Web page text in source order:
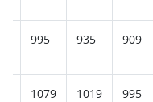
995 935 909
1079 1019 995